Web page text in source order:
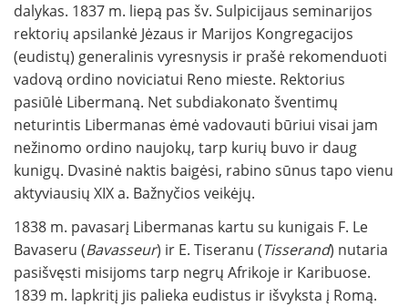
dalykas. 1837 m. liepą pas šv. Sulpicijaus seminarijos
rektorių apsilankė Jėzaus ir Marijos Kongregacijos
(eudistų) generalinis vyresnysis ir prašė rekomenduoti
vadovą ordino noviciatui Reno mieste. Rektorius
pasiūlė Libermaną. Net subdiakonato šventimų
neturintis Libermanas ėmė vadovauti būriui visai jam
nežinomo ordino naujokų, tarp kurių buvo ir daug
kunigų. Dvasinė naktis baigėsi, rabino sūnus tapo vienu
aktyviausių XIX a. Bažnyčios veikėjų.
1838 m. pavasarį Libermanas kartu su kunigais F. Le
Bavaseru (Bavasseur) ir E. Tiseranu (Tisserand) nutaria
pasišvęsti misijoms tarp negrų Afrikoje ir Karibuose.
1839 m. lapkritį jis palieka eudistus ir išvyksta į Romą.